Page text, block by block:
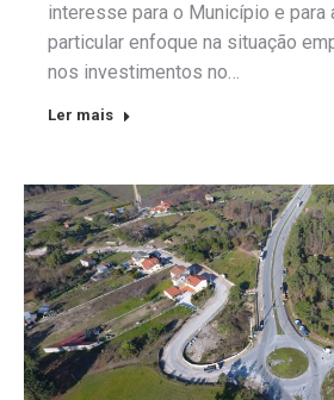
interesse para o Município e para
particular enfoque na situação
nos investimentos no…
Ler mais